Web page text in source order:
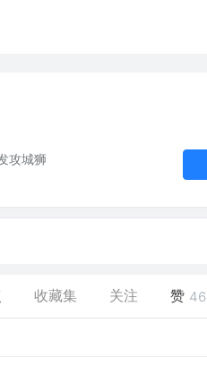
攻城狮
收藏集 关注 赞 46